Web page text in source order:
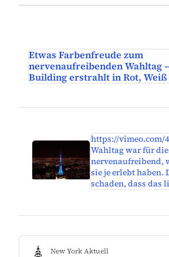
Etwas Farbenfreude zum
nervenaufreibenden Wahltag
Building erstrahlt in Rot,
https://vimeo.com/
Wahltag war für
nervenaufreibend,
sie je erlebt haben.
schaden, dass das
New York Aktuell